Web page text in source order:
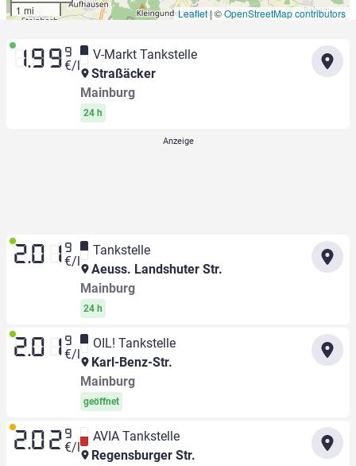
1 mi
Leaflet|©OpenStreetMap contributors
1.99 9
€/l
V-Markt Tankstelle
Straßäcker
Mainburg
24 h
2.01 9
€/l
Tankstelle
Aeuss. Landshuter Str.
Mainburg
24 h
2.01 9
€/l
OIL! Tankstelle
Karl-Benz-Str.
Mainburg
geöffnet
2.02 9
€/l
AVIA Tankstelle
Regensburger Str.